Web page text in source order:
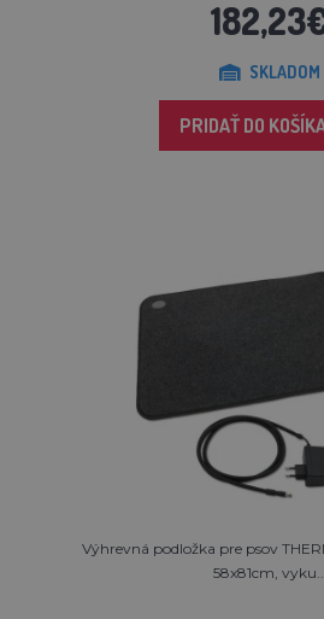
SKLADOM
PRIDAŤ DO
Výhrevná podložka pre psov
58x81cm,